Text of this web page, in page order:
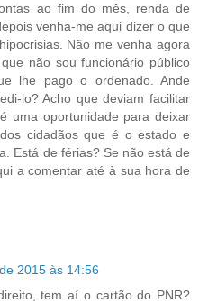
ao fim do mês, renda de
venha-me aqui dizer o que
Não me venha agora
não sou funcionário público
lhe pago o ordenado. Ande
lo? Acho que deviam facilitar
uma oportunidade para deixar
cidadãos que é o estado e
Está de férias? Se não está de
a comentar até à sua hora de
2015 às 14:56
tem aí o cartão do PNR?